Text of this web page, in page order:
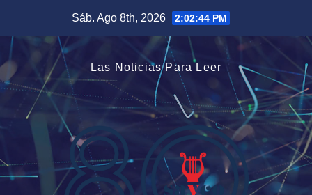
contenido
Sáb. Ago 8th, 2026 2:02:44 PM
Las Noticias Para Leer